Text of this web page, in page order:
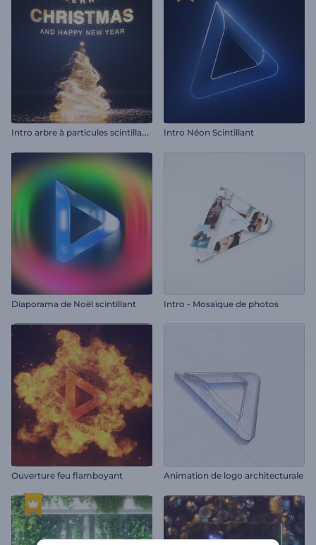
I
ntro arbre à particules scintillantes Intro Néon Scintillant
Diaporama de Noël scintillant Intro - Mosaïque de photos
Ouverture feu flamboyant Animation de logo architecturale